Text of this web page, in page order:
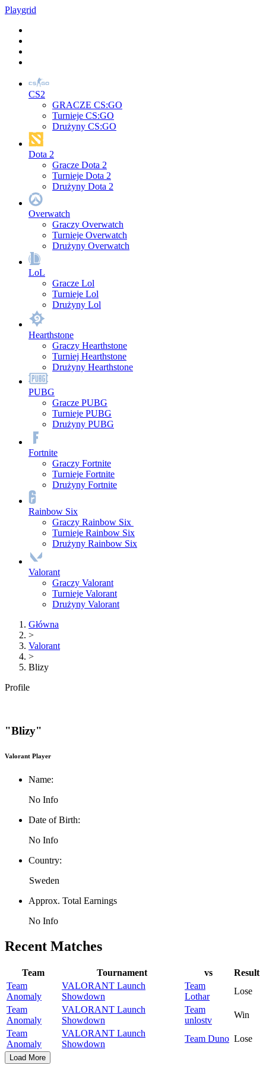
Playgrid
CS2
GRACZE CS:GO
Turnieje CS:GO
Drużyny CS:GO
Dota 2
Gracze Dota 2
Turnieje Dota 2
Drużyny Dota 2
Overwatch
Graczy Overwatch
Turnieje Overwatch
Drużyny Overwatch
LoL
Gracze Lol
Turnieje Lol
Drużyny Lol
Hearthstone
Graczy Hearthstone
Turniej Hearthstone
Drużyny Hearthstone
PUBG
Gracze PUBG
Turnieje PUBG
Drużyny PUBG
Fortnite
Graczy Fortnite
Turnieje Fortnite
Drużyny Fortnite
Rainbow Six
Graczy Rainbow Six
Turnieje Rainbow Six
Drużyny Rainbow Six
Valorant
Graczy Valorant
Turnieje Valorant
Drużyny Valorant
Główna
>
Valorant
>
Blizy
Profile
"Blizy"
Valorant Player
Name:
No Info
Date of Birth:
No Info
Country:
Sweden
Approx. Total Earnings
No Info
Recent Matches
Team Tournament vs
Result
Team
Anomaly
VALORANT Launch
Showdown
Team
Lothar
Lose
Team
Anomaly
VALORANT Launch
Showdown
Team
unlostv
Win
Team
Anomaly
VALORANT Launch
Showdown
Team Duno Lose
Load More